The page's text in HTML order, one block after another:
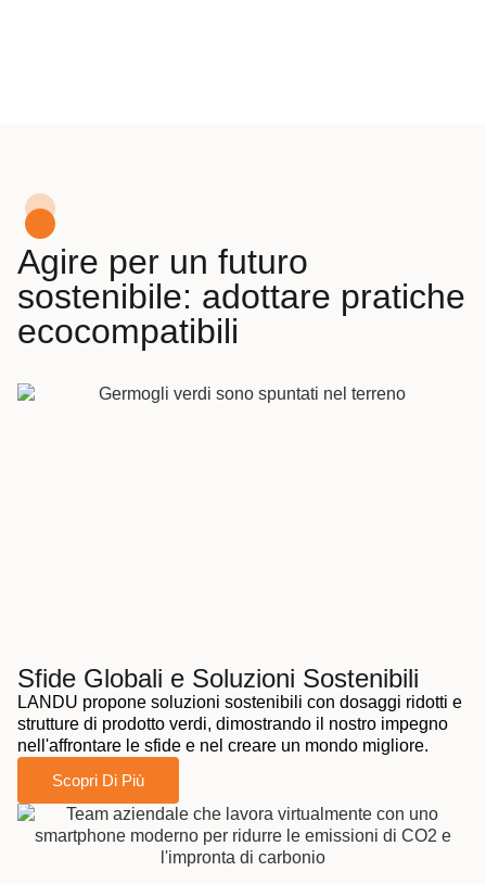
Agire per un futuro
sostenibile: adottare pratiche
ecocompatibili
Sfide Globali e Soluzioni Sostenibili
LANDU propone soluzioni sostenibili con dosaggi ridotti e
strutture di prodotto verdi, dimostrando il nostro impegno
nell'affrontare le sfide e nel creare un mondo migliore.
Scopri Di Più